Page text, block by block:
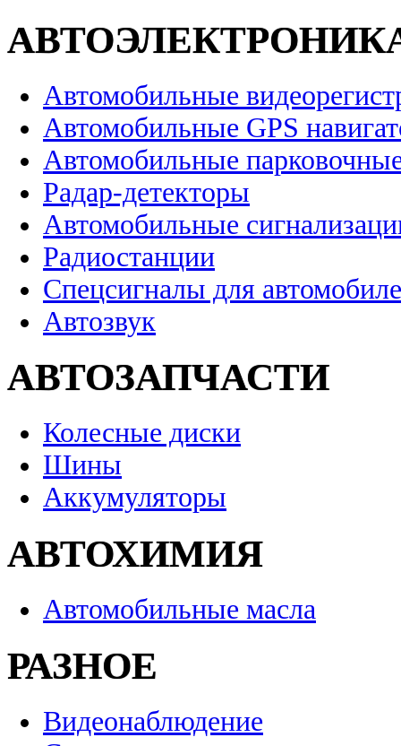
Автомобильные
Автомобильные GPS
Автомобильные
Радар-детекторы
Автомобильные
Радиостанции
Спецсигналы для
Автозвук
АВТОЗАПЧАСТИ
Колесные диски
Шины
Аккумуляторы
АВТОХИМИЯ
Автомобильные масла
РАЗНОЕ
Видеонаблюдение